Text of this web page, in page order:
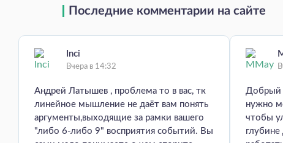
Последние комментарии на сайте
Inci
Вчера в 14:32
Андрей Латышев , проблема то в вас, тк
линейное мышление не даёт вам понять
аргументы,выходящие за рамки вашего
"либо 6-либо 9" восприятия событий. Вы
Добрый
нужно
чтобы